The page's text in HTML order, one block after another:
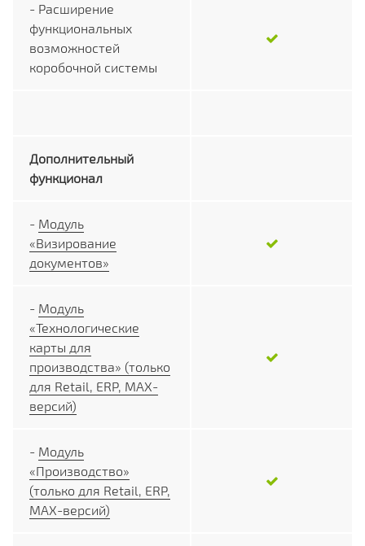
- Расширение
функциональных
возможностей
коробочной системы
Дополнительный
функционал
- Модуль
«Визирование
документов»
- Модуль
«Технологические
карты для
производства» (только
для Retail, ERP, MAX-
версий)
- Модуль
«Производство»
(только для Retail, ERP,
MAX-версий)